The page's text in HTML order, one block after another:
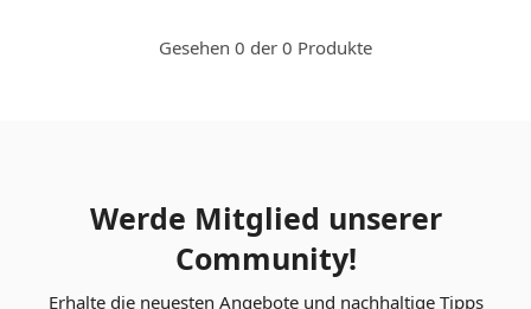
Gesehen 0 der 0 Produkte
Werde Mitglied unserer
Community!
Erhalte die neuesten Angebote und nachhaltige Tipps